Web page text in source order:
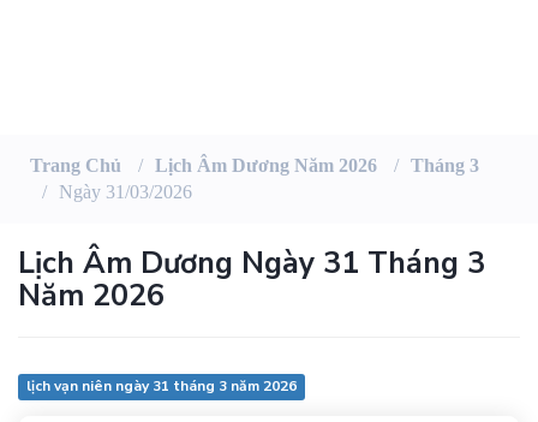
Trang Chủ Lịch Âm Dương Năm 2026
Tháng 3
Ngày 31/03/2026
Lịch Âm Dương Ngày 31 Tháng 3
Năm 2026
lịch vạn niên ngày 31 tháng 3 năm 2026